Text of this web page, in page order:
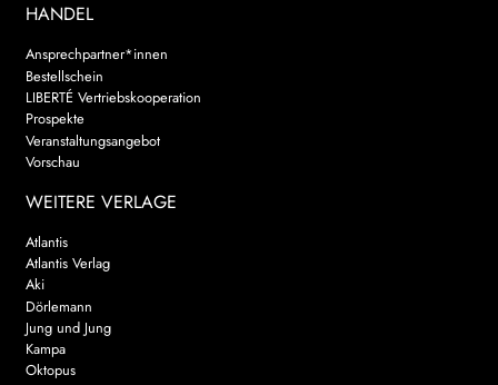
HANDEL
Ansprechpartner*innen
Bestellschein
LIBERTÉ Vertriebskooperation
Prospekte
Veranstaltungsangebot
Vorschau
WEITERE VERLAGE
Atlantis
Atlantis Verlag
Aki
Dörlemann
Jung und Jung
Kampa
Oktopus